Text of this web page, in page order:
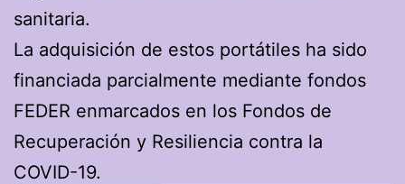
sanitaria.
La adquisición de estos portátiles ha sido
financiada parcialmente mediante fondos
FEDER enmarcados en los Fondos de
Recuperación y Resiliencia contra la
COVID-19.